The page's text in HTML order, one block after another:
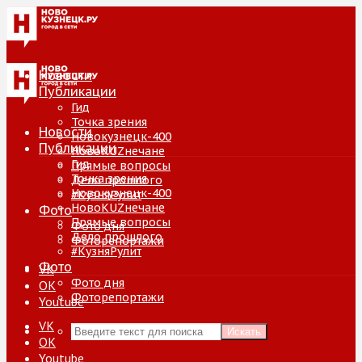
Новости
Публикации
Гид
Точка зрения
Новокузнецк-400
НовоKUZнечане
Прямые вопросы
Дело прошлого
#КузняРулит
Фото
Фото дня
Фоторепортажи
VK
ОК
Youtube
Искать
Новости
Публикации
Гид
Точка зрения
Новокузнецк-400
НовоKUZнечане
Прямые вопросы
Дело прошлого
#КузняРулит
Фото
Фото дня
Фоторепортажи
VK
ОК
Youtube